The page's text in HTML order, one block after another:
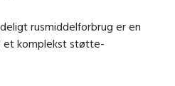
rusmiddelforbrug er en
et komplekst støtte-